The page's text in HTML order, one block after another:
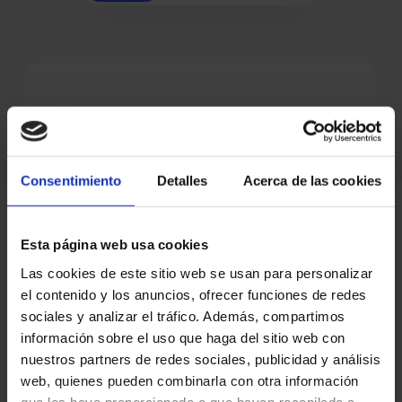
Consentimiento Detalles Acerca de las cookies
Esta página web usa cookies
Las cookies de este sitio web se usan para personalizar
el contenido y los anuncios, ofrecer funciones de redes
sociales y analizar el tráfico. Además, compartimos
información sobre el uso que haga del sitio web con
nuestros partners de redes sociales, publicidad y análisis
web, quienes pueden combinarla con otra información
Catálogo da gama de produtos Manusa
Perguntas frequentes sobre portas
automáticas de correr curvas ou
semicirculares
Encontre respostas às dúvidas mais comuns sobre as
características, instalação e manutenção deste produto.